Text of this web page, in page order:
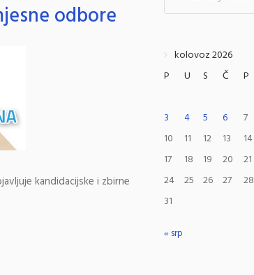
odbore
kandidacijske i zbirne
kolovoz 2026
P
U S Č P
3
4 5 6 7
10
11 12 13 14
17
18 19 20 21
24
25 26 27 28
31
« srp